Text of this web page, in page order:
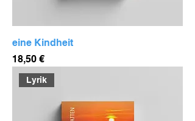
eine Kindheit
Preis
18,50 €
Lyrik